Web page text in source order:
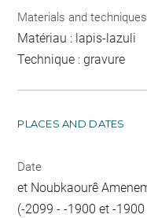
Materials and techniques
Matériau : lapis-lazuli
Technique : gravure
PLACES AND DATES
Date
et Noubkaourê
(-2099 - -1900 et -